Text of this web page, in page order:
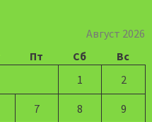
Август 2026
Пт Сб
Вс
1
2
7 8 9